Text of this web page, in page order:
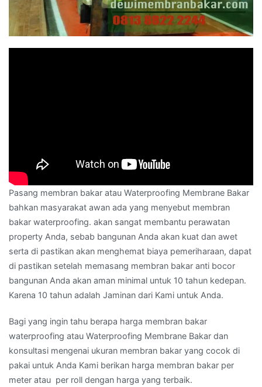
Pasang membran bakar atau Waterproofing Membrane Bakar
bahkan masyarakat awan ada yang menyebut membran
bakar waterproofing. akan sangat membantu perawatan
property Anda, sebab bangunan Anda akan kuat dan awet
serta di pastikan akan menghemat biaya pemeriharaan, dapat
di pastikan setelah memasang membran bakar anti bocor
bangunan Anda akan aman minimal untuk 10 tahun kedepan.
Karena 10 tahun adalah Jaminan dari Kami untuk Anda.
Bagi yang ingin tahu berapa harga membran bakar
waterproofing atau Waterproofing Membrane Bakar dan
konsultasi mengenai ukuran membran bakar yang cocok di
pakai untuk Anda Kami berikan harga membran bakar per
meter atau per roll dengan harga yang terbaik.